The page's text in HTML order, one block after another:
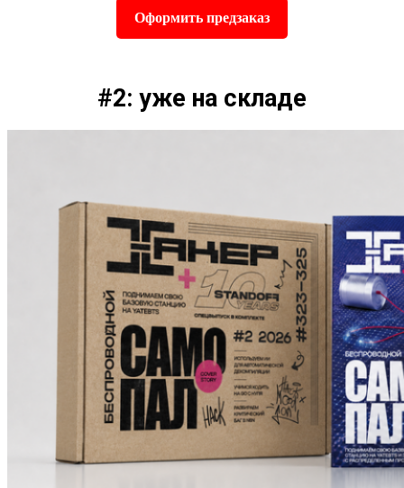
Оформить предзаказ
#2: уже на складе